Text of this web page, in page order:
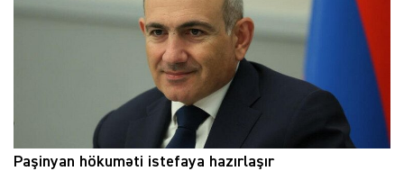
Paşinyan hökuməti istefaya hazırlaşır